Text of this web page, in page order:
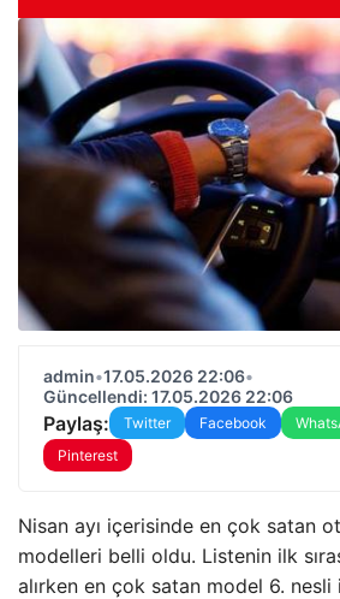
admin•17.05.2026 22:06•
Güncellendi: 17.05.2026 22:06
Paylaş: Twitter Facebook
Pinterest
Nisan ayı içerisinde en çok satan
modelleri belli oldu. Listenin ilk
alırken en çok satan model 6.